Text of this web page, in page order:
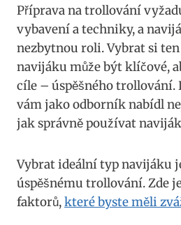
Příprava na ⁤trollování
vybavení a techniky, a​
nezbytnou roli. Vybrat si
navijáku může být klíčové,
cíle – úspěšného trollování.
vám jako odborník nabídl
jak‌ správně používat
Vybrat​ ideální typ navijáku
úspěšnému trollování. Zde
faktorů,které byste měli